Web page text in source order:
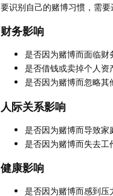
要识别自己的赌博习惯，需
财务影响
是否因为赌博而面临财
是否借钱或卖掉个人资
是否因为赌博而忽略其
人际关系影响
是否因为赌博而导致家
是否因为赌博而失去工
健康影响
是否因为赌博而感到压